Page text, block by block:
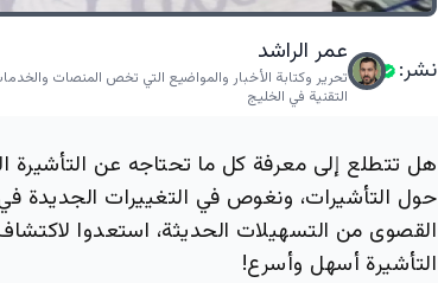
نشر:
عمر الراشد
تحرير وكتابة الأخبار والمواضيع التي تخص المنصات
التقنية في الخليج
هل تتطلع إلى معرفة كل ما تحتاجه عن
حول التأشيرات، ونغوص في التغييرات الجديدة في
القصوى من التسهيلات الحديثة، استعدوا
التأشيرة أسهل وأسرع!